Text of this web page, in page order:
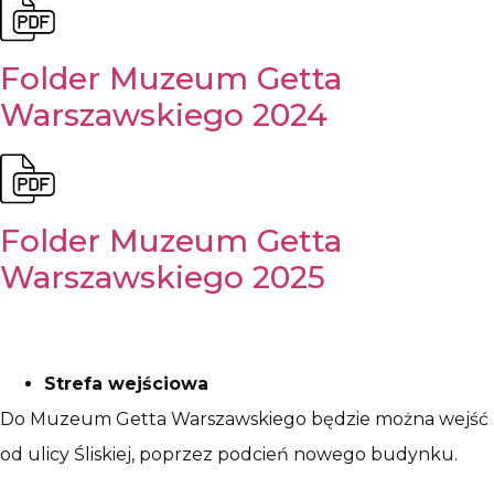
Folder Muzeum Getta
Warszawskiego 2024
Folder Muzeum Getta
Warszawskiego 2025
Strefa wejściowa
Do Muzeum Getta Warszawskiego będzie można wejść
od ulicy Śliskiej, poprzez podcień nowego budynku.